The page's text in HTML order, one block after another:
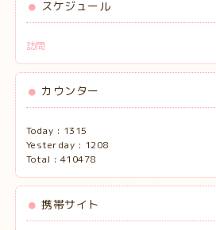
スケジュール
訪問
カウンター
Today : 1315
Yesterday : 1208
Total : 410478
携帯サイト